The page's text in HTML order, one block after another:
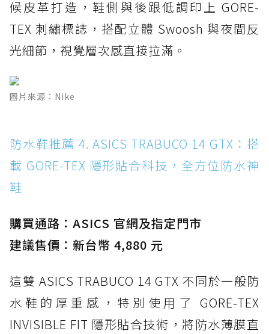
候皮革打造，鞋側與後跟低調印上 GORE-
TEX 刺繡標誌，搭配立體 Swoosh 與夜間反
光細節，視覺層次感直接拉滿。
圖片來源：Nike
防水鞋推薦 4. ASICS TRABUCO 14 GTX：搭
載 GORE-TEX 隱形貼合科技，全方位防水神
鞋
購買通路：ASICS 官網及指定門市
建議售價：新台幣 4,880 元
這雙 ASICS TRABUCO 14 GTX 不同於一般防
水鞋的厚重感，特別使用了 GORE-TEX
INVISIBLE FIT 隱形貼合技術，將防水薄膜直